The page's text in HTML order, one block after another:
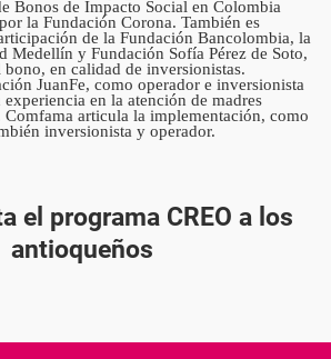
Bonos de Impacto Social en Colombia
la Fundación Corona. También es
de la Fundación Bancolombia, la
Medellín y Fundación Sofía Pérez de Soto,
bono, en calidad de inversionistas.
JuanFe, como operador e inversionista
experiencia en la atención de madres
Comfama articula la implementación, como
inversionista y operador.
el programa CREO a los
antioqueños